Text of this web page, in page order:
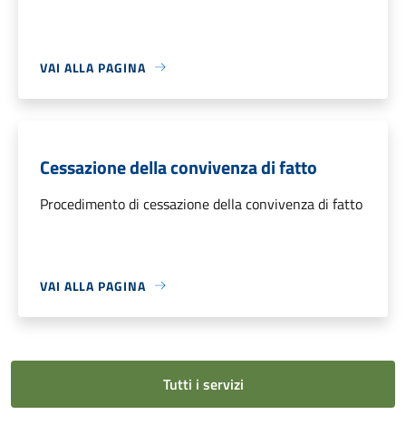
VAI ALLA PAGINA
Cessazione della convivenza di fatto
Procedimento di cessazione della convivenza di fatto
VAI ALLA PAGINA
Tutti i servizi